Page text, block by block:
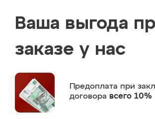
Ваша выгода
заказе у нас
Предоплата при
договора всего 10%